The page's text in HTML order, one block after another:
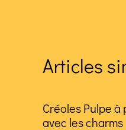
Articles
Créoles Pulpe
avec les charms